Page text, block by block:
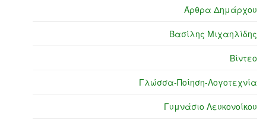
Άρθρα Δημάρχου
Βασίλης Μιχαηλίδης
Βίντεο
Γλώσσα-Ποίηση-Λογοτεχνία
Γυμνάσιο Λευκονοίκου